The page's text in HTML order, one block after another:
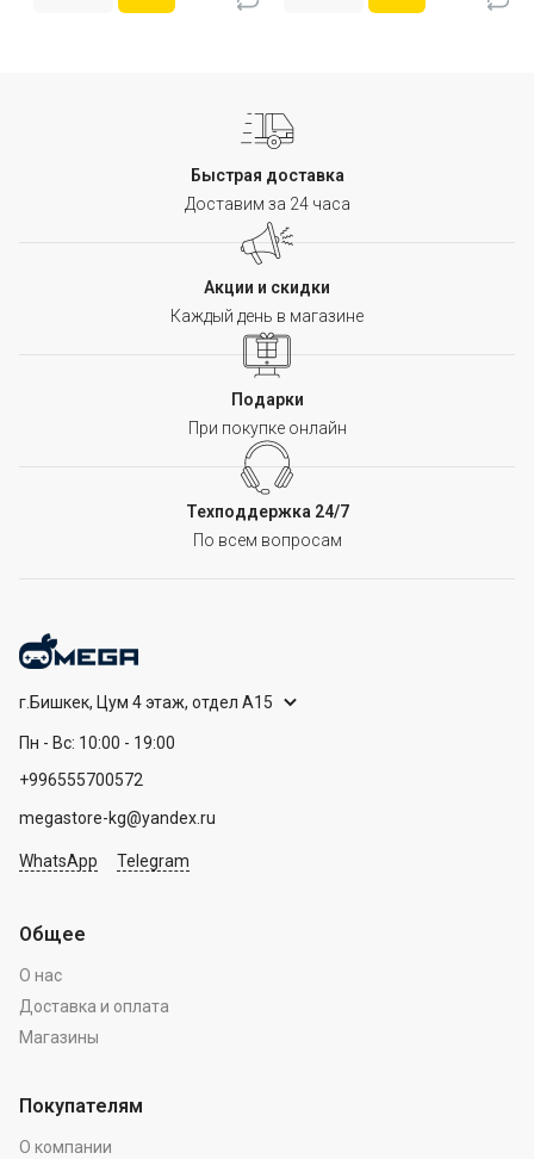
Быстрая доставка
Доставим за 24 часа
Акции и скидки
Каждый день в магазине
Подарки
При покупке онлайн
Техподдержка 24/7
По всем вопросам
г.Бишкек, Цум 4 этаж, отдел А15
Пн - Вс: 10:00 - 19:00
+996555700572
megastore-kg@yandex.ru
WhatsApp Telegram
Общее
О нас
Доставка и оплата
Магазины
Покупателям
О компании